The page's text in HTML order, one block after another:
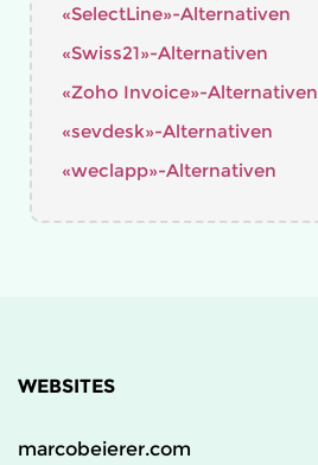
«SelectLine»-Alternativen
«Swiss21»-Alternativen
«Zoho Invoice»-Alternativen
«sevdesk»-Alternativen
«weclapp»-Alternativen
WEBSITES
marcobeierer.com